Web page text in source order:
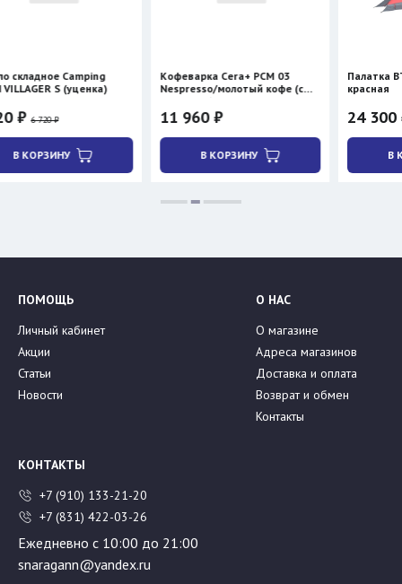
Camping
(уценка)
Кофеварка Cera+ PCM 03
Nespresso/молотый кофе (с
11 960 ₽
Палатка BTrace
красная
24 300 ₽ 28 590 ₽
ПОМОЩЬ
Личный кабинет
Акции
Статьи
Новости
О НАС
О магазине
Адреса магазинов
Доставка и оплата
Возврат и обмен
Контакты
КОНТАКТЫ
+7 (910) 133-21-20
+7 (831) 422-03-26
Ежедневно с 10:00 до 21:00
snaragann@yandex.ru